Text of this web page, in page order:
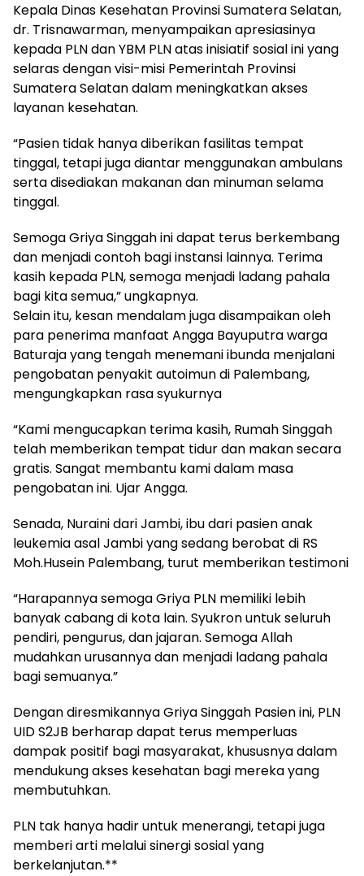
Kepala Dinas Kesehatan Provinsi Sumatera Selatan,
dr. Trisnawarman, menyampaikan apresiasinya
kepada PLN dan YBM PLN atas inisiatif sosial ini yang
selaras dengan visi-misi Pemerintah Provinsi
Sumatera Selatan dalam meningkatkan akses
layanan kesehatan.
“Pasien tidak hanya diberikan fasilitas tempat
tinggal, tetapi juga diantar menggunakan ambulans
serta disediakan makanan dan minuman selama
tinggal.
Semoga Griya Singgah ini dapat terus berkembang
dan menjadi contoh bagi instansi lainnya. Terima
kasih kepada PLN, semoga menjadi ladang pahala
bagi kita semua,” ungkapnya.
Selain itu, kesan mendalam juga disampaikan oleh
para penerima manfaat Angga Bayuputra warga
Baturaja yang tengah menemani ibunda menjalani
pengobatan penyakit autoimun di Palembang,
mengungkapkan rasa syukurnya
“Kami mengucapkan terima kasih, Rumah Singgah
telah memberikan tempat tidur dan makan secara
gratis. Sangat membantu kami dalam masa
pengobatan ini. Ujar Angga.
Senada, Nuraini dari Jambi, ibu dari pasien anak
leukemia asal Jambi yang sedang berobat di RS
Moh.Husein Palembang, turut memberikan testimoni
“Harapannya semoga Griya PLN memiliki lebih
banyak cabang di kota lain. Syukron untuk seluruh
pendiri, pengurus, dan jajaran. Semoga Allah
mudahkan urusannya dan menjadi ladang pahala
bagi semuanya.”
Dengan diresmikannya Griya Singgah Pasien ini, PLN
UID S2JB berharap dapat terus memperluas
dampak positif bagi masyarakat, khususnya dalam
mendukung akses kesehatan bagi mereka yang
membutuhkan.
PLN tak hanya hadir untuk menerangi, tetapi juga
memberi arti melalui sinergi sosial yang
berkelanjutan.**